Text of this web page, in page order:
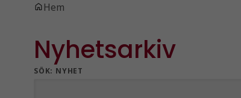
Du är här:
Hem
Nyhetsarkiv
SÖK: NYHET